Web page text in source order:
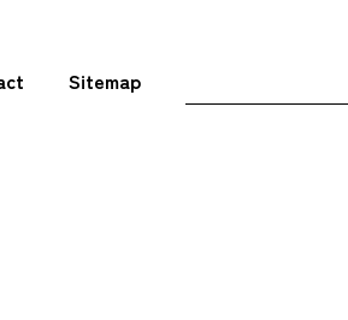
Sitemap